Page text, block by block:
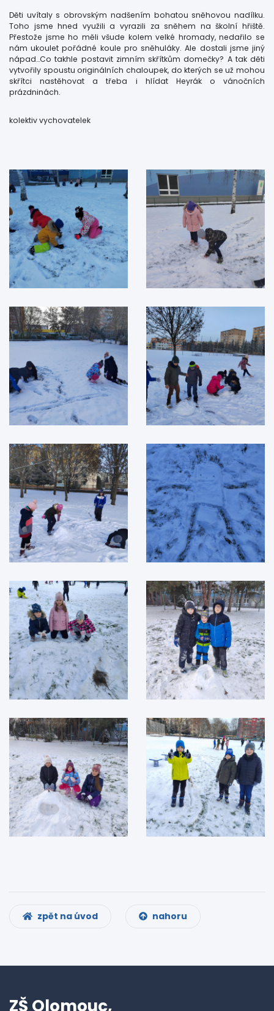
Děti uvítaly s obrovským nadšením bohatou sněhovou nadílku.
Toho jsme hned využili a vyrazili za sněhem na školní hřiště.
Přestože jsme ho měli všude kolem velké hromady, nedařilo se
nám ukoulet pořádné koule pro sněhuláky. Ale dostali jsme jiný
nápad…Co takhle postavit zimním skřítkům domečky? A tak děti
vytvořily spoustu originálních chaloupek, do kterých se už mohou
skřítci nastěhovat a třeba i hlídat Heyrák o vánočních
prázdninách.
kolektiv vychovatelek
zpět na úvod nahoru
ZŠ Olomouc,